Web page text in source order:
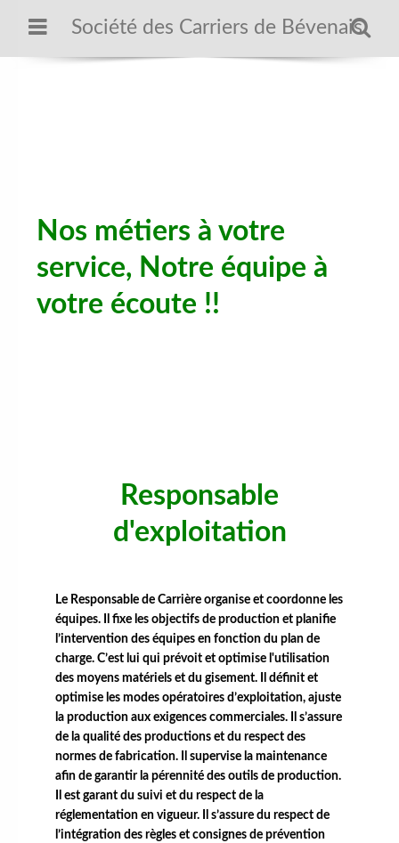
Société des Carriers de Bévenais
Nos métiers à votre
service, Notre équipe à
votre écoute !!
Responsable
d'exploitation
Le Responsable de Carrière organise et coordonne les
équipes. Il fixe les objectifs de production et planifie
l’intervention des équipes en fonction du plan de
charge. C’est lui qui prévoit et optimise l'utilisation
des moyens matériels et du gisement. Il définit et
optimise les modes opératoires d’exploitation, ajuste
la production aux exigences commerciales. Il s’assure
de la qualité des productions et du respect des
normes de fabrication. Il supervise la maintenance
afin de garantir la pérennité des outils de production.
Il est garant du suivi et du respect de la
réglementation en vigueur. Il s’assure du respect de
l’intégration des règles et consignes de prévention